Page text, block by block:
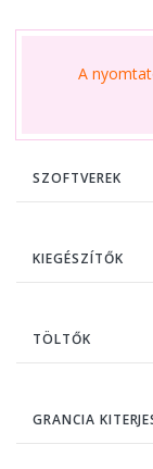
A
SZOFTVEREK
KIEGÉSZÍTŐK
TÖLTŐK
GRANCIA